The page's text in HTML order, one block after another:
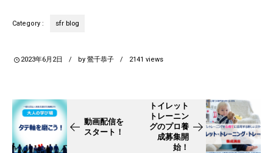
Category : sfr blog
2023年6月2日 by鶯千恭子 2141 views
動画配信を
スタート！
トイレット
トレーニン
グのプロ養
成募集開
始！